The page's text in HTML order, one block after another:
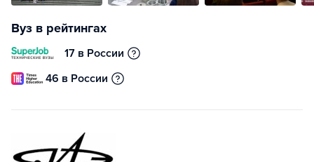
Вуз в рейтингах
17 в России
46 в России